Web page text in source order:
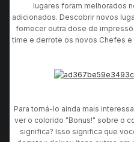
lugares foram melhorados
adicionados. Descobrir novos
fornecer outra dose de
time e derrote os novos Chefes
Para torná-lo ainda mais
ver o colorido "Bonus!" sobre o
significa? Isso significa que